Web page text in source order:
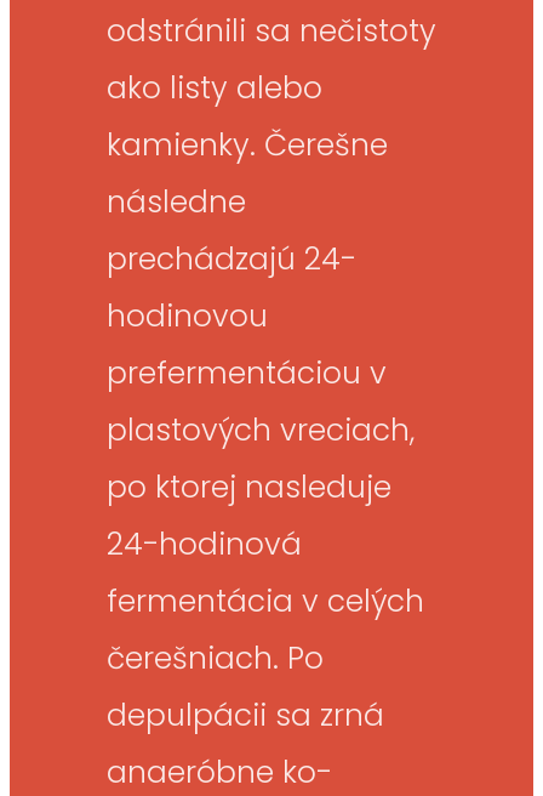
odstránili sa nečistoty
ako listy alebo
kamienky. Čerešne
následne
prechádzajú 24-
hodinovou
prefermentáciou v
plastových vreciach,
po ktorej nasleduje
24-hodinová
fermentácia v celých
čerešniach. Po
depulpácii sa zrná
anaeróbne ko-